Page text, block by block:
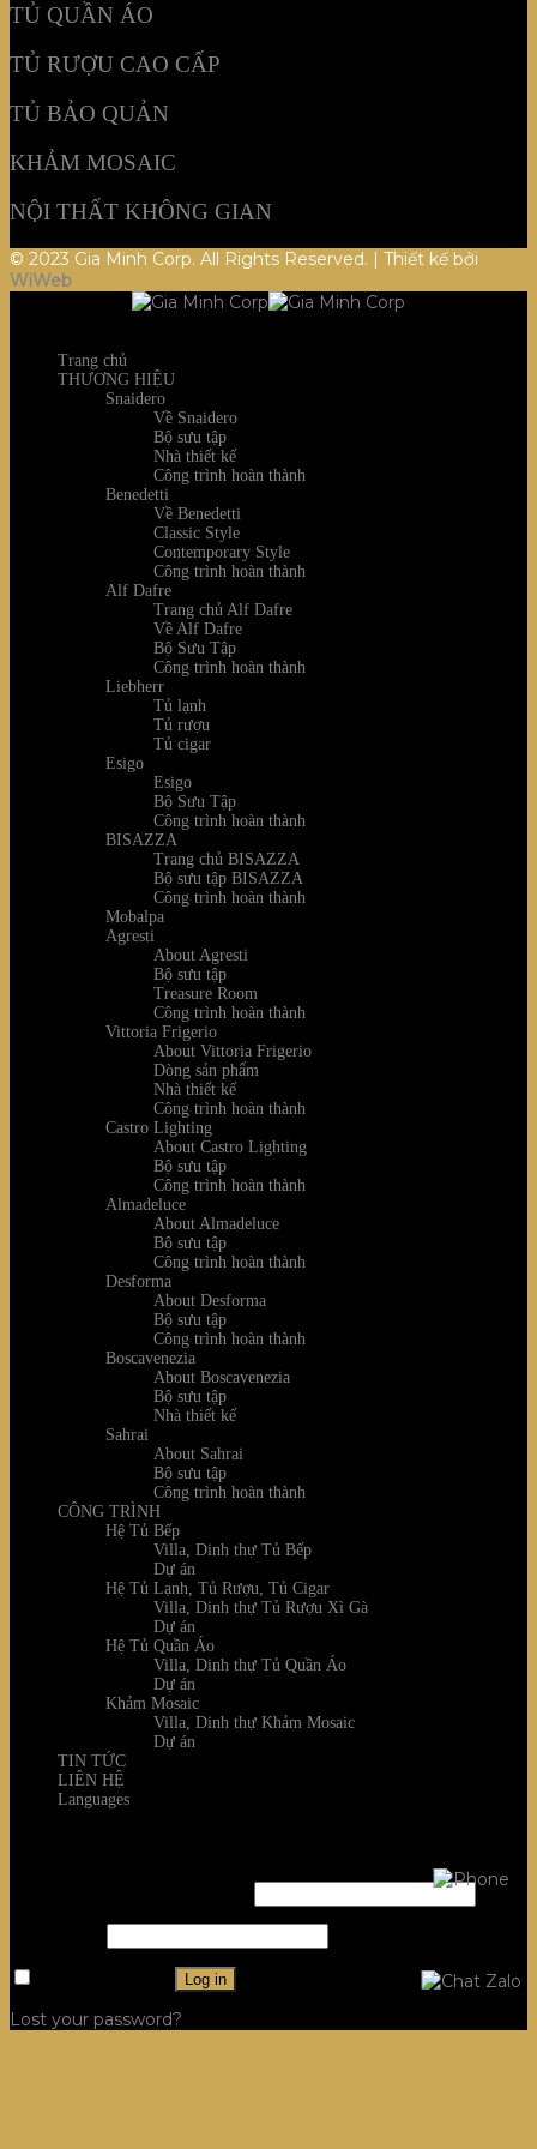
TỦ QUẦN ÁO
TỦ RƯỢU CAO CẤP
TỦ BẢO QUẢN
KHẢM MOSAIC
NỘI THẤT KHÔNG GIAN
© 2023 Gia Minh Corp. All Rights Reserved. | Thiết kế bởi
WiWeb
Trang chủ
THƯƠNG HIỆU
Snaidero
Về Snaidero
Bộ sưu tập
Nhà thiết kế
Công trình hoàn thành
Benedetti
Về Benedetti
Classic Style
Contemporary Style
Công trình hoàn thành
Alf Dafre
Trang chủ Alf Dafre
Về Alf Dafre
Bộ Sưu Tập
Công trình hoàn thành
Liebherr
Tủ lạnh
Tủ rượu
Tủ cigar
Esigo
Esigo
Bộ Sưu Tập
Công trình hoàn thành
BISAZZA
Trang chủ BISAZZA
Bộ sưu tập BISAZZA
Công trình hoàn thành
Mobalpa
Agresti
About Agresti
Bộ sưu tập
Treasure Room
Công trình hoàn thành
Vittoria Frigerio
About Vittoria Frigerio
Dòng sản phẩm
Nhà thiết kế
Công trình hoàn thành
Castro Lighting
About Castro Lighting
Bộ sưu tập
Công trình hoàn thành
Almadeluce
About Almadeluce
Bộ sưu tập
Công trình hoàn thành
Desforma
About Desforma
Bộ sưu tập
Công trình hoàn thành
Boscavenezia
About Boscavenezia
Bộ sưu tập
Nhà thiết kế
Sahrai
About Sahrai
Bộ sưu tập
Công trình hoàn thành
CÔNG TRÌNH
Hệ Tủ Bếp
Villa, Dinh thự Tủ Bếp
Dự án
Hệ Tủ Lạnh, Tủ Rượu, Tủ Cigar
Villa, Dinh thự Tủ Rượu Xì Gà
Dự án
Hệ Tủ Quần Áo
Villa, Dinh thự Tủ Quần Áo
Dự án
Khảm Mosaic
Villa, Dinh thự Khảm Mosaic
Dự án
TIN TỨC
LIÊN HỆ
Languages
Log in
Lost your password?